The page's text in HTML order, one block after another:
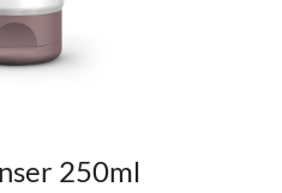
250ml